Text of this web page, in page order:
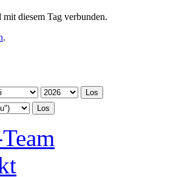
diesem Tag verbunden.
.